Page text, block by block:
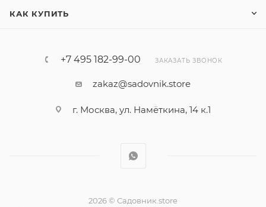
КАК КУПИТЬ
+7 495 182-99-00 ЗАКАЗАТЬ ЗВОНОК
zakaz@sadovnik.store
г. Москва, ул. Намёткина, 14 к.1
2026 © Садовник.store